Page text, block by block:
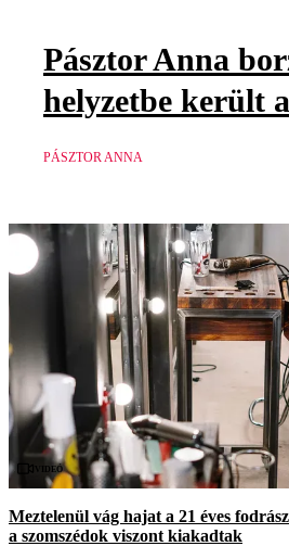
Pásztor Anna
helyzetbe került
PÁSZTOR ANNA
Videó
Meztelenül vág hajat a 21 éves
a szomszédok viszont kiakadtak